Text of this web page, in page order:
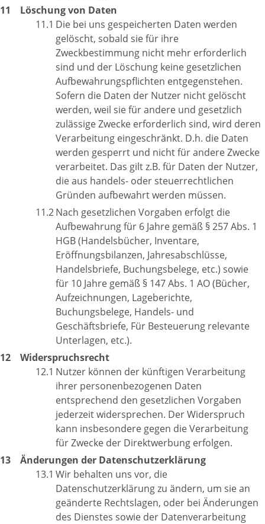
Löschung von Daten
Die bei uns gespeicherten Daten werden
gelöscht, sobald sie für ihre
Zweckbestimmung nicht mehr erforderlich
sind und der Löschung keine gesetzlichen
Aufbewahrungspflichten entgegenstehen.
Sofern die Daten der Nutzer nicht gelöscht
werden, weil sie für andere und gesetzlich
zulässige Zwecke erforderlich sind, wird deren
Verarbeitung eingeschränkt. D.h. die Daten
werden gesperrt und nicht für andere Zwecke
verarbeitet. Das gilt z.B. für Daten der Nutzer,
die aus handels- oder steuerrechtlichen
Gründen aufbewahrt werden müssen.
Nach gesetzlichen Vorgaben erfolgt die
Aufbewahrung für 6 Jahre gemäß § 257 Abs. 1
HGB (Handelsbücher, Inventare,
Eröffnungsbilanzen, Jahresabschlüsse,
Handelsbriefe, Buchungsbelege, etc.) sowie
für 10 Jahre gemäß § 147 Abs. 1 AO (Bücher,
Aufzeichnungen, Lageberichte,
Buchungsbelege, Handels- und
Geschäftsbriefe, Für Besteuerung relevante
Unterlagen, etc.).
Widerspruchsrecht
Nutzer können der künftigen Verarbeitung
ihrer personenbezogenen Daten
entsprechend den gesetzlichen Vorgaben
jederzeit widersprechen. Der Widerspruch
kann insbesondere gegen die Verarbeitung
für Zwecke der Direktwerbung erfolgen.
Änderungen der Datenschutzerklärung
Wir behalten uns vor, die
Datenschutzerklärung zu ändern, um sie an
geänderte Rechtslagen, oder bei Änderungen
des Dienstes sowie der Datenverarbeitung